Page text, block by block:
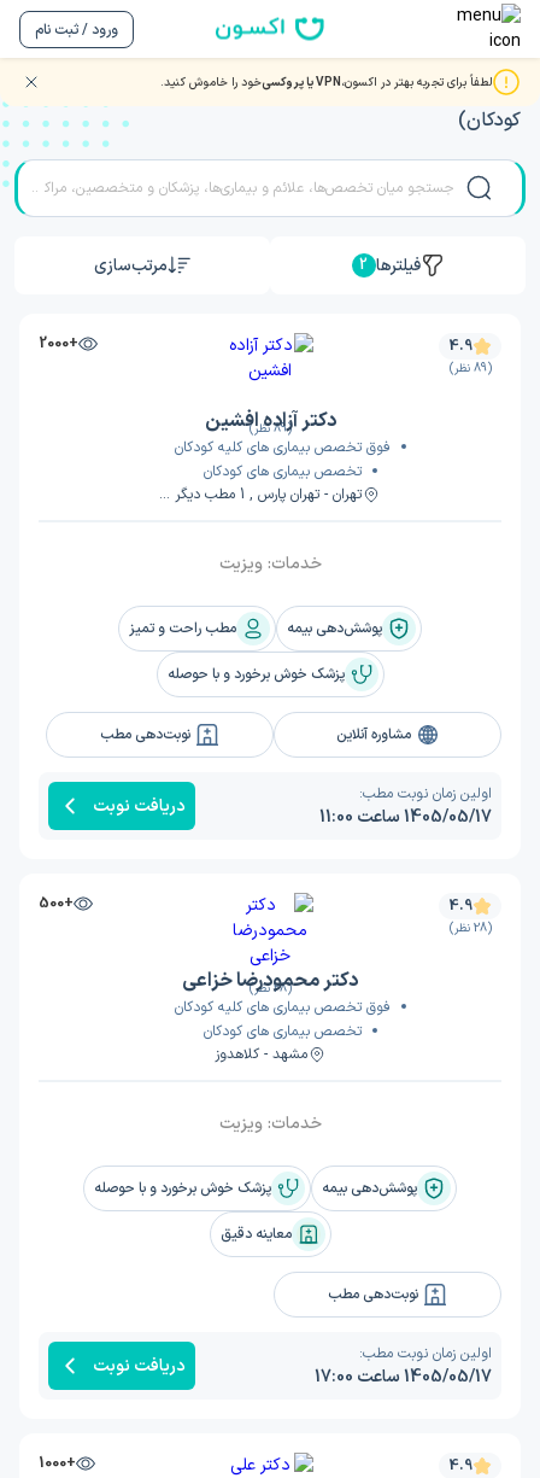
ورود / ثبت نام
لطفاً برای تجربه بهتر در اکسون،VPN یا پروکسی خود را خاموش کنید.
نوبت دهی بهترین دکتر و متخصصان کلیه کودکان (نفرولوژی
کودکان)
فیلترها 2 مرتب‌سازی
(89 نظر)
+2000 4.9
(89 نظر)
دکتر آزاده افشین
فوق تخصص بیماری های کلیه کودکان
تخصص بیماری های کودکان
تهران - تهران پارس , 1 مطب دیگر ...
خدمات:ویزیت
پوشش‌دهی بیمه مطب راحت و تمیز
پزشک خوش برخورد و با حوصله
مشاوره آنلاین نوبت‌دهی مطب
اولین زمان نوبت مطب:
1405/05/17 ساعت 11:00 دریافت نوبت
(28 نظر)
+500 4.9
(28 نظر)
دکتر محمودرضا خزاعی
فوق تخصص بیماری های کلیه کودکان
تخصص بیماری های کودکان
مشهد - کلاهدوز
خدمات:ویزیت
پوشش‌دهی بیمه پزشک خوش برخورد و با حوصله
معاینه دقیق
نوبت‌دهی مطب
اولین زمان نوبت مطب:
1405/05/17 ساعت 17:00 دریافت نوبت
+1000 4.9